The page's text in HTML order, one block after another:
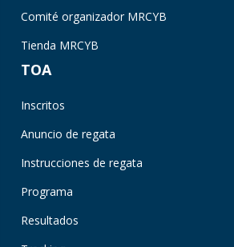
Comité organizador MRCYB
Tienda MRCYB
TOA
Inscritos
Anuncio de regata
Instrucciones de regata
Programa
Resultados